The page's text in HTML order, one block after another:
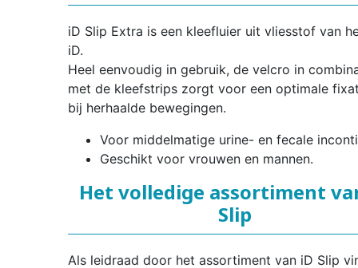
iD Slip Extra is een kleefluier uit vliesstof van
iD.
Heel eenvoudig in gebruik, de velcro in
met de kleefstrips zorgt voor een optimale
bij herhaalde bewegingen.
Voor middelmatige urine- en fecale
Geschikt voor vrouwen en mannen.
Het volledige assortiment
Slip
Als leidraad door het assortiment van iD Slip